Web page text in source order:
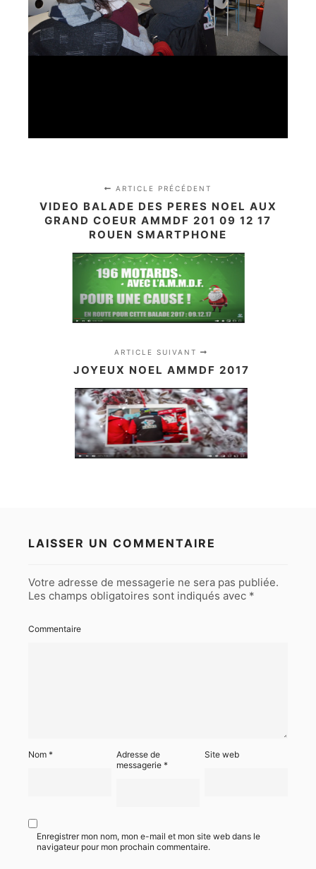
ARTICLE PRÉCÉDENT
VIDEO BALADE DES PERES NOEL AUX
GRAND COEUR AMMDF 201 09 12 17
ROUEN SMARTPHONE
ARTICLE SUIVANT
JOYEUX NOEL AMMDF 2017
LAISSER UN COMMENTAIRE
Votre adresse de messagerie ne sera pas publiée.
Les champs obligatoires sont indiqués avec *
Commentaire
Nom *
Adresse de
messagerie*
Site web
Enregistrer mon nom, mon e-mail et mon site web dans le
navigateur pour mon prochain commentaire.